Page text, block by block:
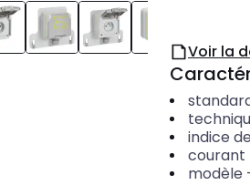
Voir la
indice
courant
modèle